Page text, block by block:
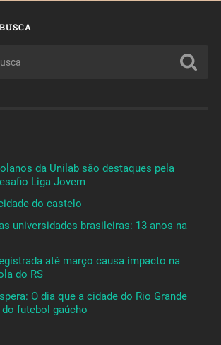
da Unilab são destaques pela
Liga Jovem
do castelo
universidades brasileiras: 13 anos na
até março causa impacto na
do RS
O dia que a cidade do Rio Grande
futebol gaúcho